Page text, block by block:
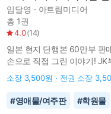
임달영
아트림미디어
총 1권
4.0(14)
일본 현지 단행본 60만부 판
손으로 직접 그린 이야기!
교만한 셀럽, 니노미야 사유
소장 3,500원 전권 소장
#영애물/여주판 #학원물